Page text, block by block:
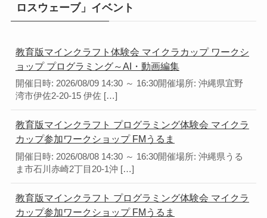
ロスウェーブ」イベント
教育版マインクラフト体験会 マイクラカップ ワークシ
ョップ プログラミング～AI・動画編集
開催日時: 2026/08/09 14:30 ～ 16:30開催場所: 沖縄県宜野
湾市伊佐2-20-15 伊佐 […]
教育版マインクラフト プログラミング体験会 マイクラ
カップ参加ワークショップ FMうるま
開催日時: 2026/08/08 14:30 ～ 16:30開催場所: 沖縄県うる
ま市石川赤崎2丁目20-1沖 […]
教育版マインクラフト プログラミング体験会 マイクラ
カップ参加ワークショップ FMうるま